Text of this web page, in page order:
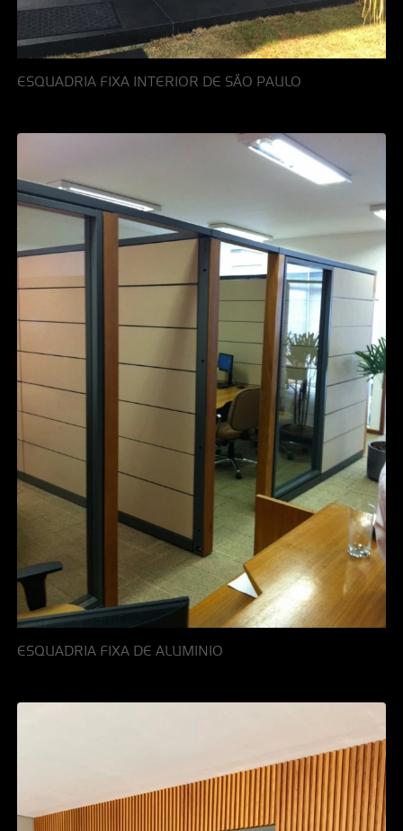
ESQUADRIA FIXA INTERIOR DE SÃO PAULO
ESQUADRIA FIXA DE ALUMINIO